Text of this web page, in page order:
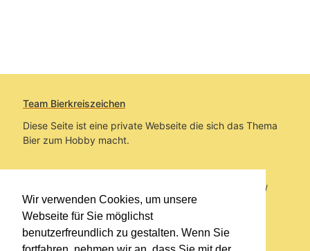
Wir verwenden Cookies, um unsere
Webseite für Sie möglichst
benutzerfreundlich zu gestalten. Wenn Sie
Team Bierkreiszeichen
Diese Seite ist eine private Webseite die sich das Thema
Bier zum Hobby macht.
Sie befinden sich auf https://www.bierkreiszeichen.at/
im Pfad:Bierkreiszeichen/Gesammelte Biere
Erstellt: 2026-08-07